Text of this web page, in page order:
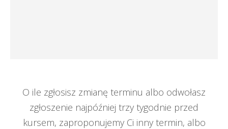
O ile zgłosisz zmianę terminu albo odwołasz
zgłoszenie najpóźniej trzy tygodnie przed
kursem, zaproponujemy Ci inny termin, albo